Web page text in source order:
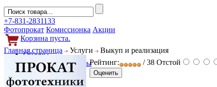
+7-831-2831133
Фотопрокат Комиссионка Акции
Корзина пуста.
Обзоры
Фотоаппараты
Объективы
Фильтры
Главная страница Услуги Выкуп и реализация
Рейтинг: / 38 Отстой